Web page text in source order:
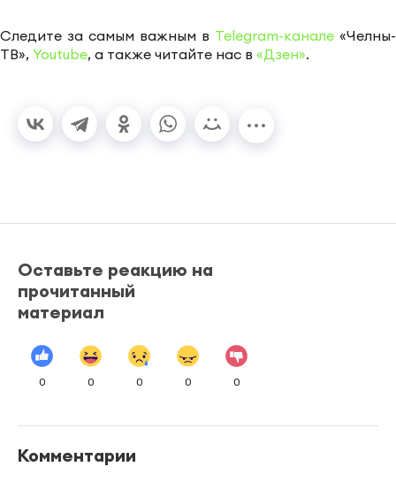
Следите за самым важным в Telegram-канале «Челны-
ТВ», Youtube, а также читайте нас в «Дзен».
Оставьте реакцию на
прочитанный
материал
0 0 0 0 0
Комментарии